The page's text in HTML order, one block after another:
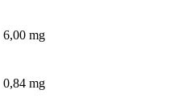
6,00 mg
0,84 mg